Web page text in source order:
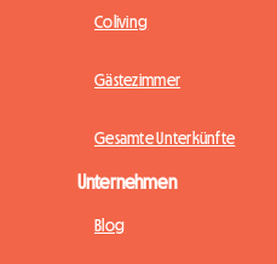
Coliving
Gästezimmer
Gesamte Unterkünfte
Unternehmen
Blog